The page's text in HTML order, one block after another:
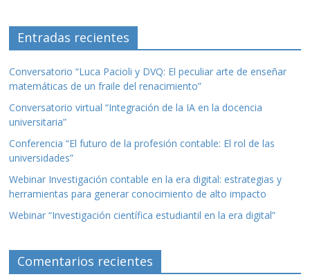
Entradas recientes
Conversatorio “Luca Pacioli y DVQ: El peculiar arte de enseñar
matemáticas de un fraile del renacimiento”
Conversatorio virtual “Integración de la IA en la docencia
universitaria”
Conferencia “El futuro de la profesión contable: El rol de las
universidades”
Webinar Investigación contable en la era digital: estrategias y
herramientas para generar conocimiento de alto impacto
Webinar “Investigación científica estudiantil en la era digital”
Comentarios recientes